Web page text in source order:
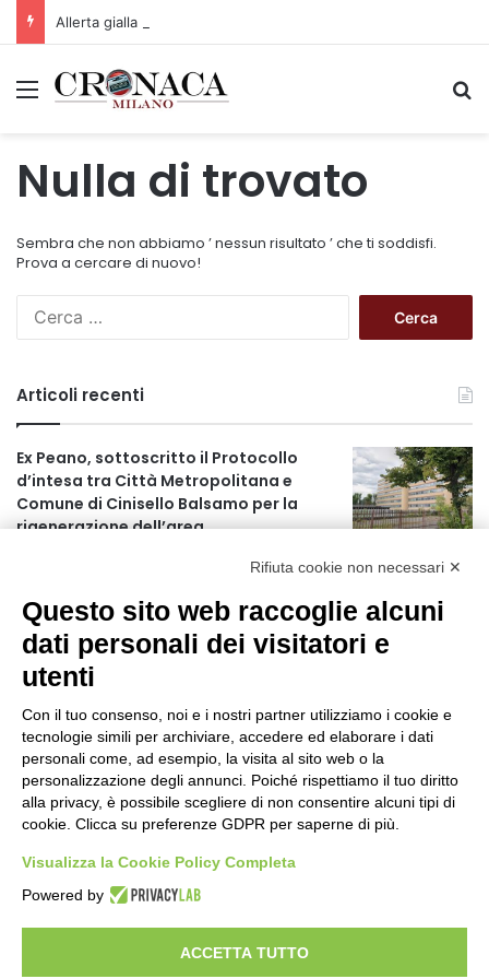
Allerta gialla per rischio temporali a partire dalle ore 18
Menu
Nulla di trovato
Sembra che non abbiamo ’ nessun risultato ’ che ti soddisfi.
Prova a cercare di nuovo!
c
a
p
e
r
Articoli recenti
Ex Peano, sottoscritto il Protocollo
d’intesa tra Città Metropolitana e
Comune di Cinisello Balsamo per la
rigenerazione dell’area
partire dalle ore 18
6 ore fa
Ex mercato Selinunte, via libera alle
linee di indirizzo per il nuovo spazio
socio-aggregativo dedicato ai giovani
Assegnati a Sogemi quattro mercati
comunali coperti
9 ore fa
A Santa Giulia tre nuove vie dedicate a
Guidi Cingolani, Zampori e Marchelli
15 ore fa
Rifiuta cookie non necessari ✕
Questo sito web raccoglie alcuni
dati personali dei visitatori e
utenti
Con il tuo consenso, noi e i nostri partner utilizziamo i cookie e
tecnologie simili per archiviare, accedere ed elaborare i dati
personali come, ad esempio, la visita al sito web o la
personalizzazione degli annunci. Poiché rispettiamo il tuo diritto
alla privacy, è possibile scegliere di non consentire alcuni tipi di
cookie. Clicca su preferenze GDPR per saperne di più.
Visualizza la Cookie Policy Completa
Powered by
ACCETTA TUTTO